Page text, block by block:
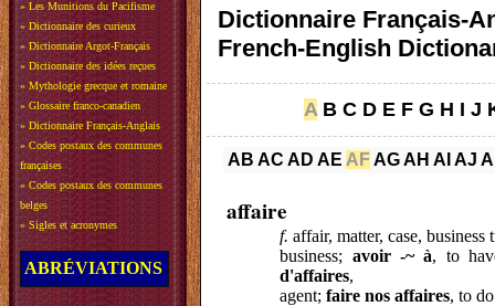
» Les Munitions du Pacifisme
» Dictionnaire des curieux
» Dictionnaire Argot-Français
» Dictionnaire des idées reçues
» Mythologie grecque et romaine
» Glossaire franco-canadien
» Dictionnaire Français-Anglais
» Codes postaux des communes
françaises
» Codes postaux des communes
belges
» Sigles et acronymes
ABRÉVIATIONS
Dictionnaire Français-
French-English
A B C D E F G H I J
AB AC AD AE AF AGAH AI AJ
affaire
f. affair, matter, case,
business; avoir -~ à, to
d'affaires,
agent;faire nos affaires, to